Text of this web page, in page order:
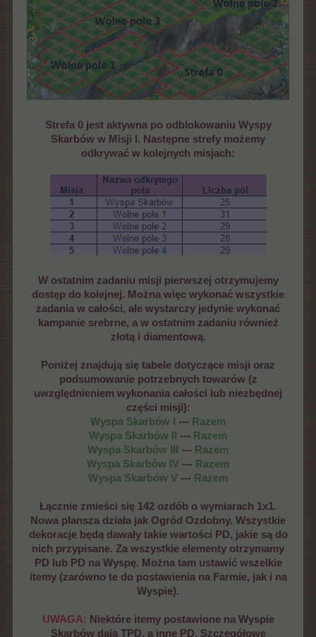
Strefa 0 jest aktywna po odblokowaniu Wyspy
Skarbów w Misji I. Następne strefy możemy
odkrywać w kolejnych misjach:
W ostatnim zadaniu misji pierwszej otrzymujemy
dostęp do kolejnej. Można więc wykonać wszystkie
zadania w całości, ale wystarczy jedynie wykonać
kampanie srebrne, a w ostatnim zadaniu również
złotą i diamentową.
Poniżej znajdują się tabele dotyczące misji oraz
podsumowanie potrzebnych towarów (z
uwzględnieniem wykonania całości lub niezbędnej
części misji):
Wyspa Skarbów I
--- Razem
Wyspa Skarbów II
--- Razem
Wyspa Skarbów III
--- Razem
Wyspa Skarbów IV --- Razem
Wyspa Skarbów V --- Razem
Łącznie zmieści się 142 ozdób o wymiarach 1x1.
Nowa plansza działa jak Ogród Ozdobny. Wszystkie
dekoracje będą dawały takie wartości PD, jakie są do
nich przypisane. Za wszystkie elementy otrzymamy
PD lub PD na Wyspę. Można tam ustawić wszelkie
itemy (zarówno te do postawienia na Farmie, jak i na
Wyspie).
UWAGA: Niektóre itemy postawione na Wyspie
Skarbów dają TPD, a inne PD. Szczegółowe